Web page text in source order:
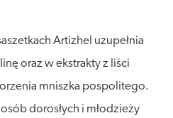
Artizhel uzupełnia
oraz w ekstrakty z liści
mniszka pospolitego.
dorosłych i młodzieży